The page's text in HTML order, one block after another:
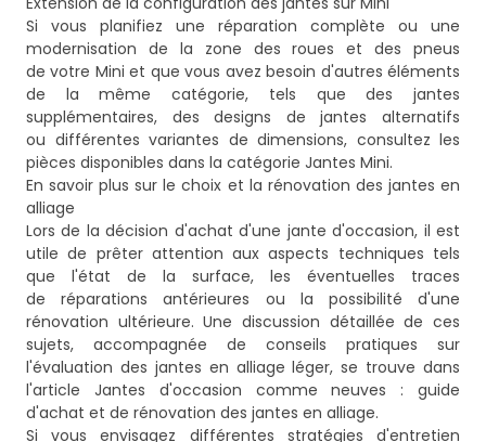
Si vous planifiez une réparation complète ou une
modernisation de la zone des roues et des pneus
de votre Mini et que vous avez besoin d'autres éléments
de la même catégorie, tels que des jantes
supplémentaires, des designs de jantes alternatifs
ou différentes variantes de dimensions, consultez les
pièces disponibles dans la catégorie Jantes Mini.
En savoir plus sur le choix et la rénovation des jantes en
alliage
Lors de la décision d'achat d'une jante d'occasion, il est
utile de prêter attention aux aspects techniques tels
que l'état de la surface, les éventuelles traces
de réparations antérieures ou la possibilité d'une
rénovation ultérieure. Une discussion détaillée de ces
sujets, accompagnée de conseils pratiques sur
l'évaluation des jantes en alliage léger, se trouve dans
l'article Jantes d'occasion comme neuves : guide
d'achat et de rénovation des jantes en alliage.
Si vous envisagez différentes stratégies d'entretien